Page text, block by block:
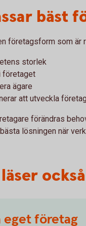
bäst
företagsform som är
storlek
företaget
ägare
att utveckla
förändras
lösningen när
också
eget företag